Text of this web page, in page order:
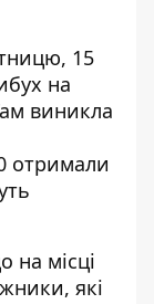
15
на
виникла
отримали
на місці
які